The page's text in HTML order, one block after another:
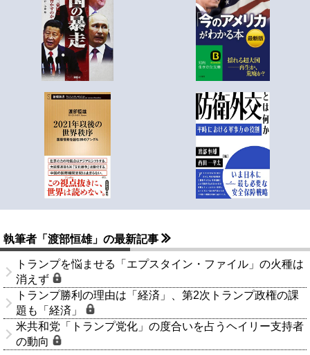
執筆者「渡部恒雄」の最新記事
トランプを悩ませる「エプスタイン・ファイル」の火種は
消えず
トランプ勝利の理由は「経済」、第2次トランプ政権の課
題も「経済」
米共和党「トランプ党化」の度合いを占うヘイリー支持者
の動向